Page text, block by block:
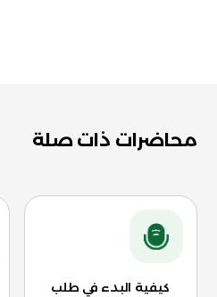
محاضرات ذات صلة
كيفية البدء في طلب